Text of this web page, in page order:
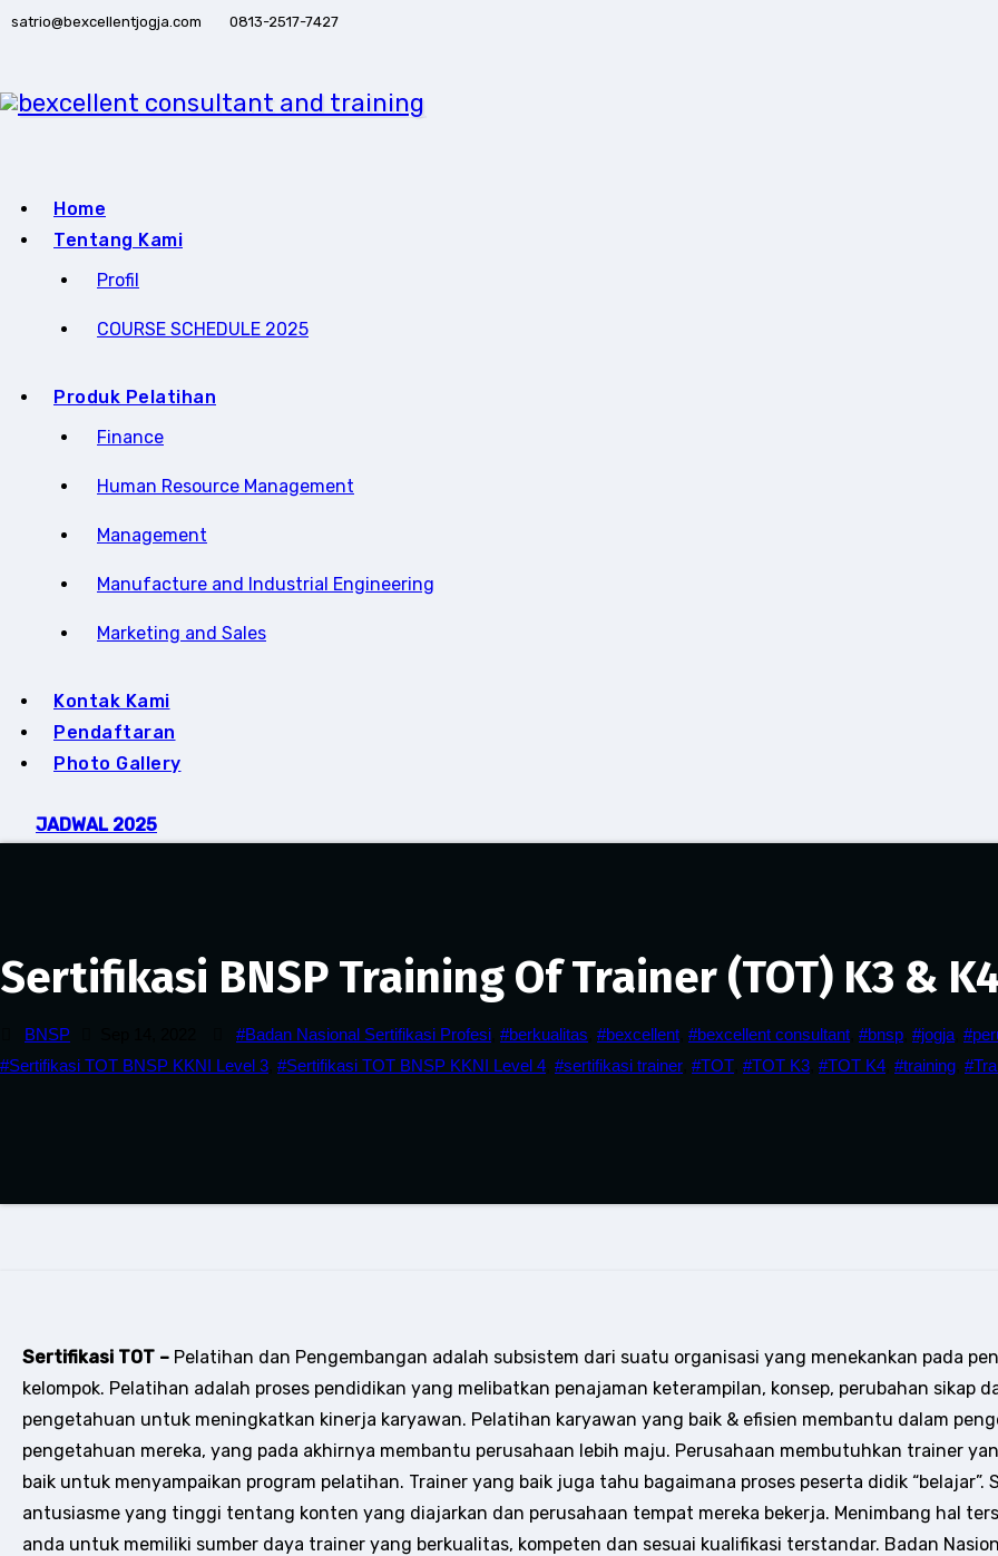
Skip
satrio@bexcellentjogja.com 0813-2517-7427
Home
Tentang Kami
Profil
COURSE SCHEDULE 2025
Produk Pelatihan
Finance
Human Resource Management
Management
Manufacture and Industrial Engineering
Marketing and Sales
Kontak Kami
Pendaftaran
Photo Gallery
JADWAL 2025
Sertifikasi BNSP Training Of Trainer (TOT) K3 &
BNSP #Badan Nasional Sertifikasi Profesi #berkualitas #bexcellent #bexcellent consultant #bnsp #jogja
#Sertifikasi TOT BNSP KKNI Level 3 #Sertifikasi TOT BNSP KKNI Level 4 #sertifikasi trainer #TOT #TOT K3 #TOT K4 #training
Sertifikasi TOT – Pelatihan dan Pengembangan adalah subsistem dari suatu organisasi yang menekankan pada
kelompok. Pelatihan adalah proses pendidikan yang melibatkan penajaman keterampilan, konsep, perubahan sikap
pengetahuan untuk meningkatkan kinerja karyawan. Pelatihan karyawan yang baik & efisien membantu dalam
pengetahuan mereka, yang pada akhirnya membantu perusahaan lebih maju. Perusahaan membutuhkan trainer
baik untuk menyampaikan program pelatihan. Trainer yang baik juga tahu bagaimana proses peserta didik
antusiasme yang tinggi tentang konten yang diajarkan dan perusahaan tempat mereka bekerja. Menimbang hal
anda untuk memiliki sumber daya trainer yang berkualitas, kompeten dan sesuai kualifikasi terstandar. Badan